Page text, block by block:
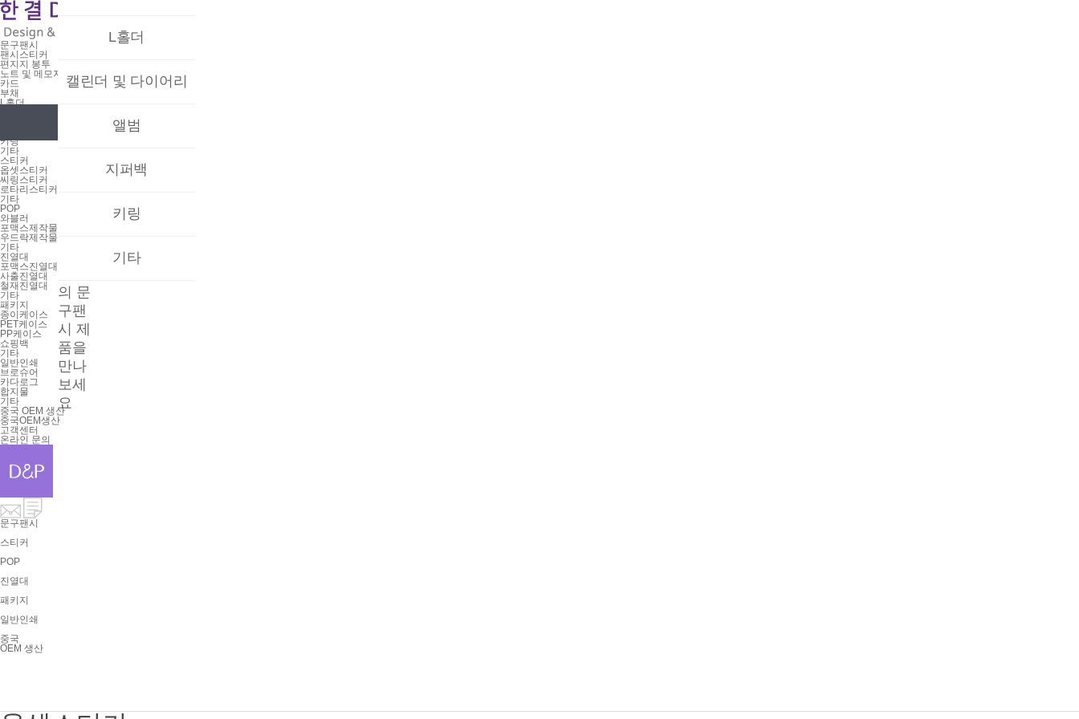
문구팬시
팬시스티커
편지지 봉투
노트 및 메모지
카드
부채
L홀더
키링
기타
스티커
옵셋스티커
씨링스티커
로타리스티커
기타
POP
와블러
포맥스제작물
우드락제작물
기타
진열대
포맥스진열대
사출진열대
철재진열대
기타
패키지
종이케이스
PET케이스
PP케이스
쇼핑백
기타
일반인쇄
브로슈어
카다로그
합지물
기타
중국 OEM 생산
중국OEM생산
고객센터
온라인 문의
문구팬시
스티커
POP
진열대
패키지
일반인쇄
중국
OEM 생산
문
의 문
구팬
시 제
품을
만나
보세
요
L홀더
캘린더 및 다이어리
앨범
지퍼백
키링
기타